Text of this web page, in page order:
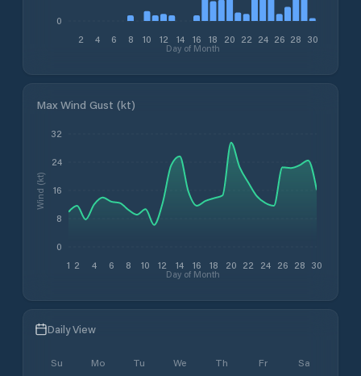
2 4 6 8 10 12 14 16 18 20 22 24 26 28 30
Day of Month
0
Max Wind Gust (kt)
1 2 4 6 8 10 12 14 16 18 20 22 24 26 28 30
Day of Month
0
8
16
24
32
Wind (kt)
Daily View
Su Mo Tu We Th Fr Sa